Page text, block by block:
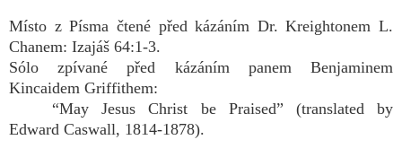
Místo z Písma čtené před kázáním Dr. Kreightonem L.
Chanem: Izajáš 64:1-3.
Sólo zpívané před kázáním panem Benjaminem
Kincaidem Griffithem:
“May Jesus Christ be Praised” (translated by
Edward Caswall, 1814-1878).